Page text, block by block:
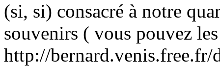
(si, si) consacré à notre
souvenirs ( vous pouvez
http://bernard.venis.free.fr/